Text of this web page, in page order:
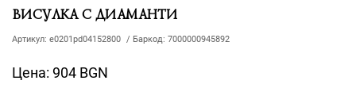
ВИСУЛКА С ДИАМАНТИ
Артикул: e0201pd04152800 / Баркод: 7000000945892
Цена: 904 BGN